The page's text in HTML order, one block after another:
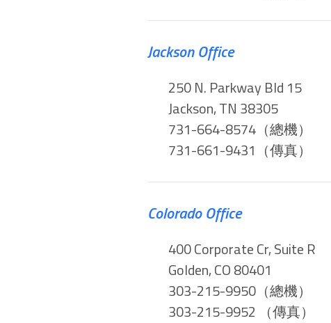
Jackson Office
250 N. Parkway Bld 15
Jackson, TN 38305
731-664-8574（總機）
731-661-9431（傳真）
Colorado Office
400 Corporate Cr, Suite R
Golden, CO 80401
303-215-9950（總機）
303-215-9952 （傳真）